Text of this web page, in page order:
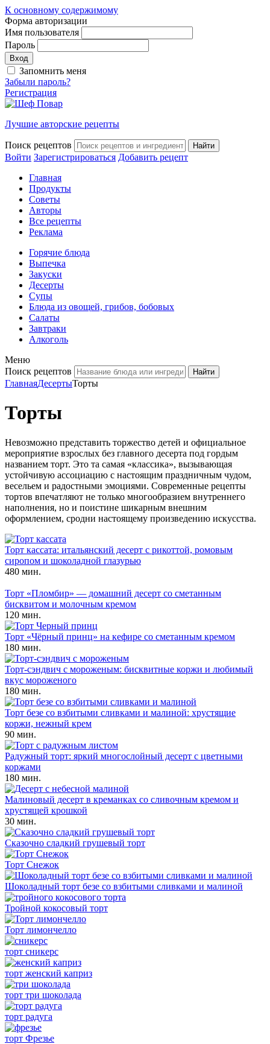
К основному содержимому
Форма авторизации
Имя пользователя
Пароль
Запомнить меня
Забыли пароль?
Регистрация
Лучшие авторские рецепты
Поиск рецептов
Войти Зарегистрироваться Добавить рецепт
Главная
Продукты
Советы
Авторы
Все рецепты
Реклама
Горячие блюда
Выпечка
Закуски
Десерты
Супы
Блюда из овощей, грибов, бобовых
Салаты
Завтраки
Алкоголь
Меню
Поиск рецептов
ГлавнаяДесертыТорты
Торты
Невозможно представить торжество детей и официальное
мероприятие взрослых без главного десерта под гордым
названием торт. Это та самая «классика», вызывающая
устойчивую ассоциацию с настоящим праздничным чудом,
весельем и радостными эмоциями. Современные рецепты
тортов впечатляют не только многообразием внутреннего
наполнения, но и поистине шикарным внешним
оформлением, сродни настоящему произведению искусства.
Торт кассата: итальянский десерт с рикоттой, ромовым
сиропом и шоколадной глазурью
480 мин.
Торт «Пломбир» — домашний десерт со сметанным
бисквитом и молочным кремом
120 мин.
Торт «Чёрный принц» на кефире со сметанным кремом
180 мин.
Торт-сэндвич с мороженым: бисквитные коржи и любимый
вкус мороженого
180 мин.
Торт безе со взбитыми сливками и малиной: хрустящие
коржи, нежный крем
90 мин.
Радужный торт: яркий многослойный десерт с цветными
коржами
180 мин.
Малиновый десерт в креманках со сливочным кремом и
хрустящей крошкой
30 мин.
Сказочно сладкий грушевый торт
Торт Снежок
Шоколадный торт безе со взбитыми сливками и малиной
Тройной кокосовый торт
Торт лимончелло
торт сникерс
торт женский каприз
торт три шоколада
торт радуга
торт Фрезье